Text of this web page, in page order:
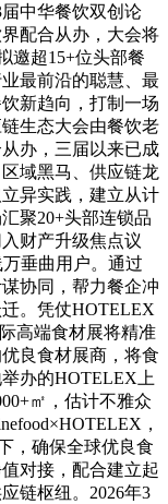
中华餐饮双创论
配合从办，大会将
邀超15+位头部餐
最前沿的聪慧、最
新趋向，打制一场
生态大会由餐饮老
办，三届以来已成
域黑马、供应链龙
异实践，建立从计
聚20+头部连锁品
财产升级焦点议
垂曲用户。通过
协同，帮力餐企冲
。凭仗HOTELEX
高端食材展将精准
良食材展商，将食
办的HOTELEX上
㎡，估计不雅众
，
，确保全球优良食
对接，配合建立起
链枢纽。2026年3